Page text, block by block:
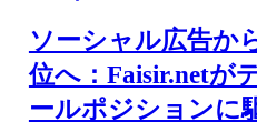
ソーシャル広告か
位へ：Faisir.netが
ールポジションに